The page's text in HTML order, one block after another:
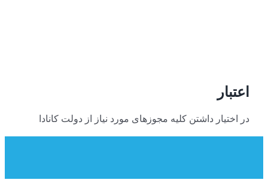
اعتبار
در اختیار داشتن کلیه مجوزهای مورد نیاز از دولت کانادا